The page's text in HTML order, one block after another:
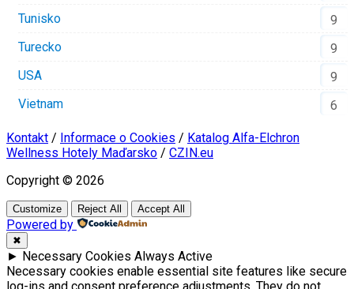
Tunisko
9
Turecko
9
USA
9
Vietnam
6
Kontakt / Informace o Cookies / Katalog Alfa-Elchron
Wellness Hotely Maďarsko / CZIN.eu
Copyright © 2026
Customize Reject All Accept All
Powered by
✖
► Necessary Cookies Always Active
Necessary cookies enable essential site features like secure